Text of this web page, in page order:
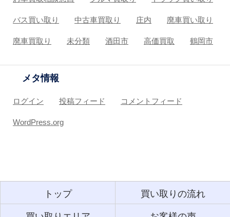
バス買い取り 中古車買取り 庄内 廃車買い取り
廃車買取り 未分類 酒田市 高価買取 鶴岡市
メタ情報
ログイン 投稿フィード コメントフィード
WordPress.org
トップ 買い取りの流れ